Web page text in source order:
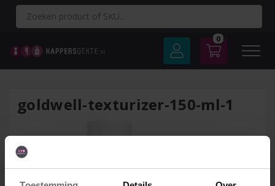
Spring
0
goldwell-texturizer-150-ml-1